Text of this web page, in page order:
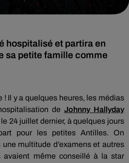
hospitalisé et partira en
sa petite famille comme
! Il y a quelques heures, les médias
de Johnny Hallyday
24 juillet dernier, à quelques jours
pour les petites Antilles. On
une multitude d’examens et autres
avaient même conseillé à la star